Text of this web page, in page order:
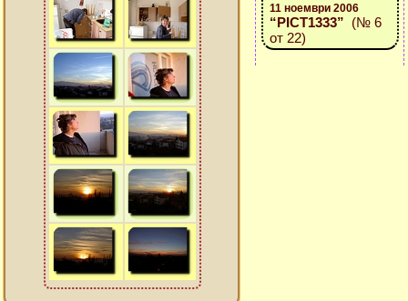
11 ноември 2006
“PICT1333” (№ 6
от 22)